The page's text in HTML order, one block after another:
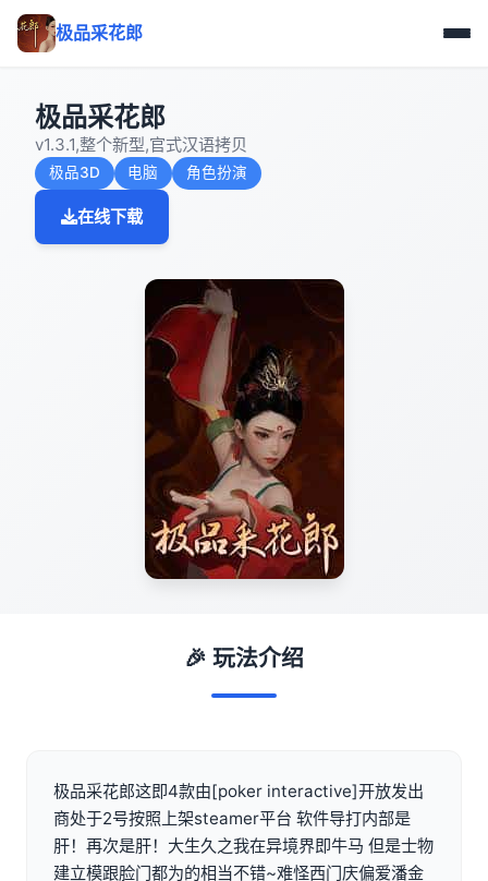
极品采花郎
极品采花郎
v1.3.1,整个新型,官式汉语拷贝
极品3D 电脑 角色扮演
在线下载
🎉 玩法介绍
极品采花郎这即4款由[poker interactive]开放发出
商处于2号按照上架steamer平台 软件导打内部是
肝！再次是肝！大生久之我在异境界即牛马 但是士物
建立模跟脸门都为的相当不错~难怪西门庆偏爱潘金